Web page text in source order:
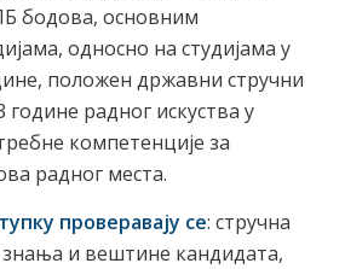
бодова, основним
односно на студијама у
положен државни стручни
године радног искуства у
компетенције за
радног места.
проверавају се: стручна
и вештине кандидата,